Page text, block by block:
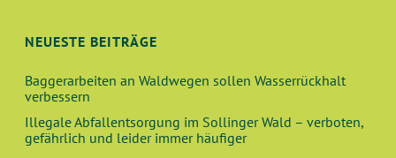
NEUESTE BEITRÄGE
Baggerarbeiten an Waldwegen sollen Wasserrückhalt
verbessern
Illegale Abfallentsorgung im Sollinger Wald – verboten,
gefährlich und leider immer häufiger